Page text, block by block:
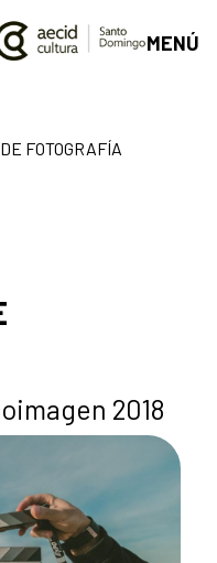
MENÚ
FOTOGRAFÍA
2018